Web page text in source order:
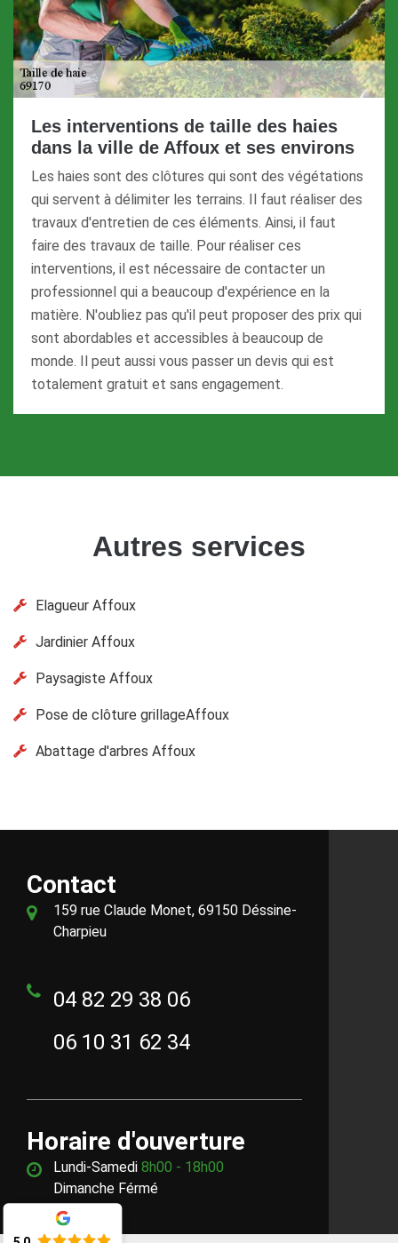
Les interventions de taille des haies
dans la ville de Affoux et ses environs
Les haies sont des clôtures qui sont des végétations
qui servent à délimiter les terrains. Il faut réaliser des
travaux d'entretien de ces éléments. Ainsi, il faut
faire des travaux de taille. Pour réaliser ces
interventions, il est nécessaire de contacter un
professionnel qui a beaucoup d'expérience en la
matière. N'oubliez pas qu'il peut proposer des prix qui
sont abordables et accessibles à beaucoup de
monde. Il peut aussi vous passer un devis qui est
totalement gratuit et sans engagement.
Autres services
Elagueur Affoux
Jardinier Affoux
Paysagiste Affoux
Pose de clôture grillageAffoux
Abattage d'arbres Affoux
Contact
159 rue Claude Monet, 69150 Déssine-
Charpieu
04 82 29 38 06
06 10 31 62 34
Horaire d'ouverture
Lundi-Samedi 8h00 - 18h00
Dimanche Férmé